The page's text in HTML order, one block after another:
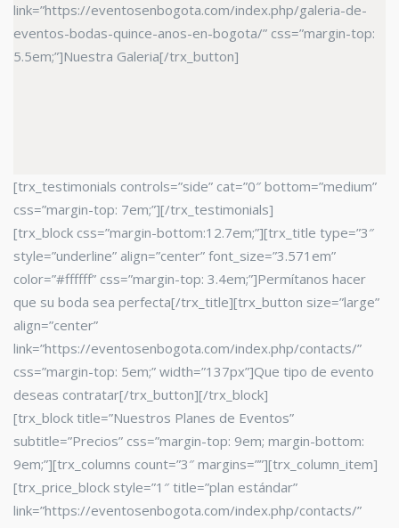
link=”https://eventosenbogota.com/index.php/galeria-de-
eventos-bodas-quince-anos-en-bogota/” css=”margin-top:
5.5em;”]Nuestra Galeria[/trx_button]
[trx_testimonials controls=”side” cat=”0″ bottom=”medium”
css=”margin-top: 7em;”][/trx_testimonials]
[trx_block css=”margin-bottom:12.7em;”][trx_title type=”3″
style=”underline” align=”center” font_size=”3.571em”
color=”#ffffff” css=”margin-top: 3.4em;”]Permítanos hacer
que su boda sea perfecta[/trx_title][trx_button size=”large”
align=”center”
link=”https://eventosenbogota.com/index.php/contacts/”
css=”margin-top: 5em;” width=”137px”]Que tipo de evento
deseas contratar[/trx_button][/trx_block]
[trx_block title=”Nuestros Planes de Eventos”
subtitle=”Precios” css=”margin-top: 9em; margin-bottom:
9em;”][trx_columns count=”3″ margins=””][trx_column_item]
[trx_price_block style=”1″ title=”plan estándar”
link=”https://eventosenbogota.com/index.php/contacts/”